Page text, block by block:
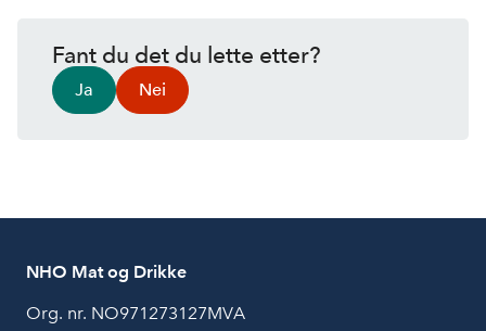
Fant du det du lette etter?
Ja Nei
NHO Mat og Drikke
Org. nr. NO971273127MVA